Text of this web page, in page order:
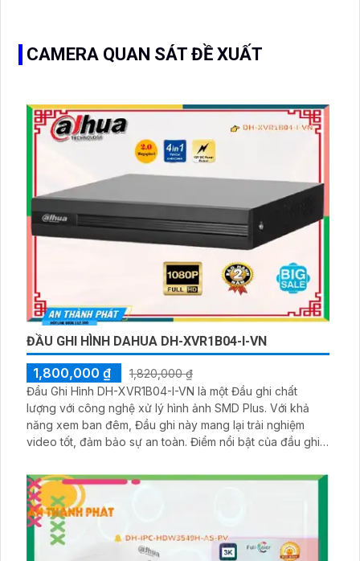
CAMERA QUAN SÁT ĐỀ XUẤT
ĐẦU GHI HÌNH DAHUA DH-XVR1B04-I-VN
1,800,000 ₫
1,820,000 ₫
Đầu Ghi Hình DH-XVR1B04-I-VN là một Đầu ghi chất
lượng với công nghệ xử lý hình ảnh SMD Plus. Với khả
năng xem ban đêm, Đầu ghi này mang lại trải nghiệm
video tốt, đảm bảo sự an toàn. Điểm nổi bật của đầu ghi
H.265+/H